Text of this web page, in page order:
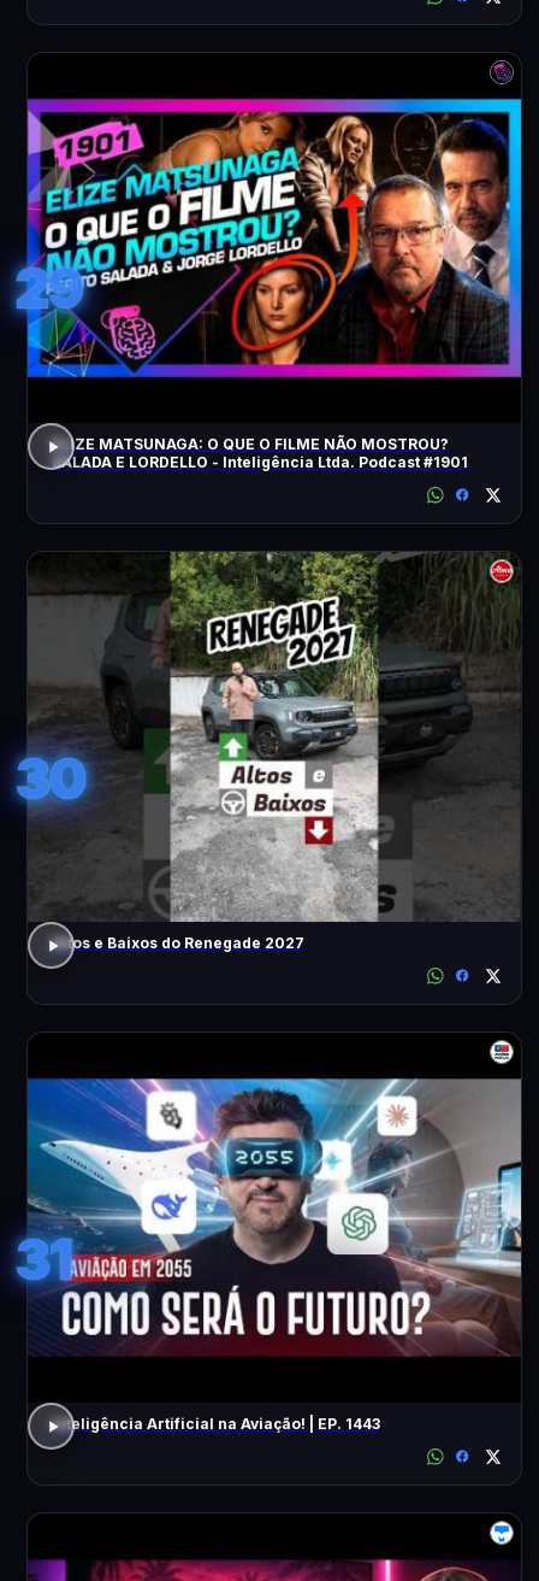
29
ELIZE MATSUNAGA: O QUE O FILME NÃO MOSTROU?
SALADA E LORDELLO - Inteligência Ltda. Podcast #1901
30
Altos e Baixos do Renegade 2027
31
Inteligência Artificial na Aviação! | EP. 1443